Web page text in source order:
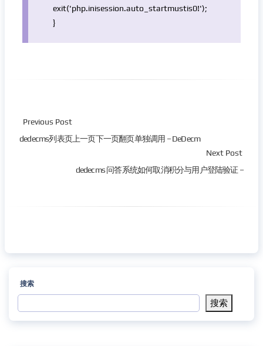
exit('php.inisession.auto_startmustis0!');
}
Previous Post
dedecms列表页上一页下一页翻页单独调用 – DeDecm
Next Post
dedecms 问答系统如何取消积分与用户登陆验证 –
搜索
搜索